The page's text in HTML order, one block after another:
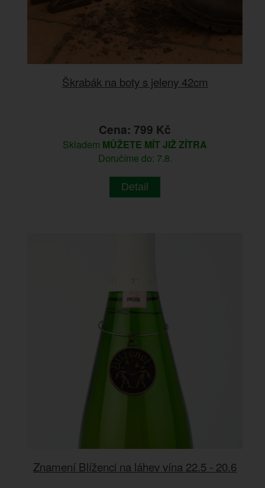
Škrabák na boty s jeleny 42cm
Cena: 799 Kč
Skladem MŮŽETE MÍT JIŽ ZÍTRA
Doručíme do: 7.8.
Detail
Znamení Blíženci na láhev vína 22.5 - 20.6